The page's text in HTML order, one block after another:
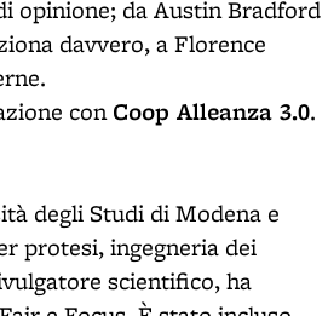
opinione; da Austin Bradford
davvero, a Florence
conCoop Alleanza 3.0.
degli Studi di Modena e
protesi, ingegneria dei
scientifico, ha